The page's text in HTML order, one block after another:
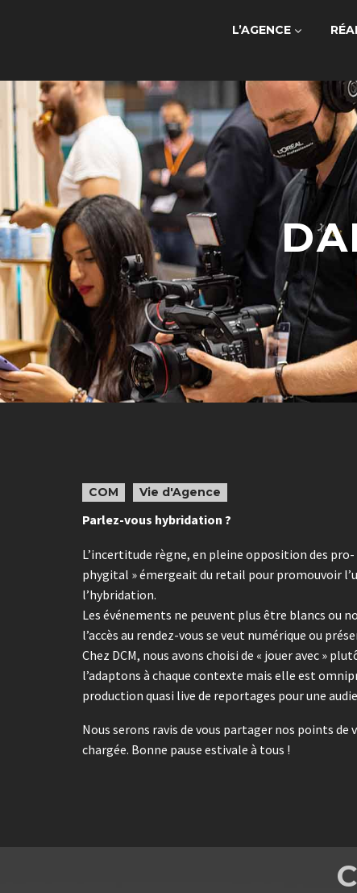
L’AGENCE
COM Vie d'Agence
Parlez-vous hybridation ?
L’incertitude règne, en pleine opposition des pro-
phygital » émergeait du retail pour promouvoir
l’hybridation.
Les événements ne peuvent plus être blancs ou
l’accès au rendez-vous se veut numérique ou
Chez DCM, nous avons choisi de « jouer avec »
l’adaptons à chaque contexte mais elle est
production quasi live de reportages pour une
Nous serons ravis de vous partager nos points de
chargée. Bonne pause estivale à tous !